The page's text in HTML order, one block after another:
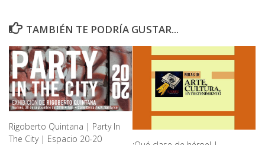
TAMBIÉN TE PODRÍA GUSTAR...
Rigoberto Quintana | Party In
The City | Espacio 20-20